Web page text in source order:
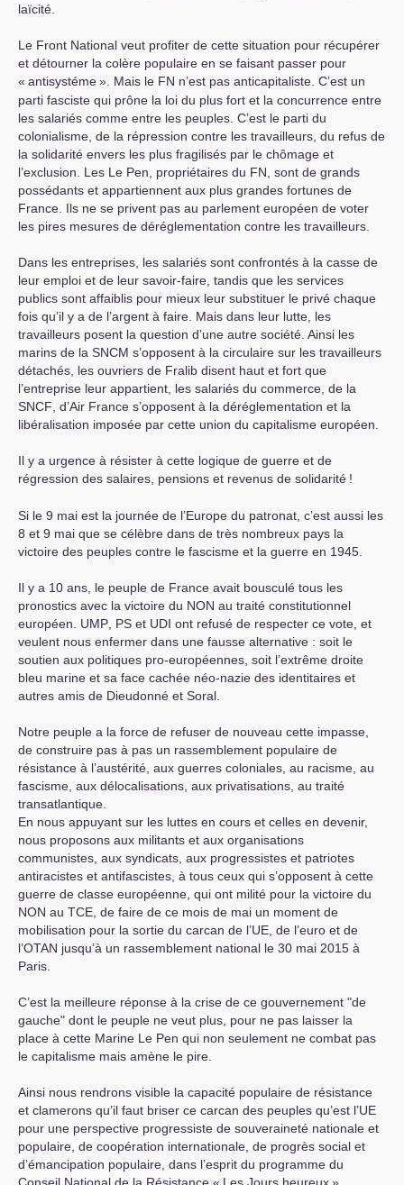
laïcité.
Le Front National veut profiter de cette situation pour récupérer
et détourner la colère populaire en se faisant passer pour
« antisystéme». Mais le FN n’est pas anticapitaliste. C’est un
parti fasciste qui prône la loi du plus fort et la concurrence entre
les salariés comme entre les peuples. C’est le parti du
colonialisme, de la répression contre les travailleurs, du refus de
la solidarité envers les plus fragilisés par le chômage et
l’exclusion. Les Le Pen, propriétaires du FN , sont de grands
possédants et appartiennent aux plus grandes fortunes de
France. Ils ne se privent pas au parlement européen de voter
les pires mesures de déréglementation contre les travailleurs.
Dans les entreprises, les salariés sont confrontés à la casse de
leur emploi et de leur savoir-faire, tandis que les services
publics sont affaiblis pour mieux leur substituer le privé chaque
fois qu’il y a de l’argent à faire. Mais dans leur lutte, les
travailleurs posent la question d’une autre société. Ainsi les
marins de la SNCM s’opposent à la circulaire sur les travailleurs
détachés, les ouvriers de Fralib disent haut et fort que
l’entreprise leur appartient, les salariés du commerce, de la
SNCF , d’Air France s’opposent à la déréglementation et la
libéralisation imposée par cette union du capitalisme européen.
Il y a urgence à résister à cette logique de guerre et de
régression des salaires, pensions et revenus de solidarité !
Si le 9 mai est la journée de l’Europe du patronat, c’est aussi les
8 et 9 mai que se célèbre dans de très nombreux pays la
victoire des peuples contre le fascisme et la guerre en 1945.
Il y a 10 ans, le peuple de France avait bousculé tous les
pronostics avec la victoire du NON au traité constitutionnel
européen. UMP PS et UDI ont refusé de respecter ce vote, et
veulent nous enfermer dans une fausse alternative : soit le
soutien aux politiques pro-européennes, soit l’extrême droite
bleu marine et sa face cachée néo-nazie des identitaires et
autres amis de Dieudonné et Soral.
Notre peuple a la force de refuser de nouveau cette impasse,
de construire pas à pas un rassemblement populaire de
résistance à l’austérité, aux guerres coloniales, au racisme, au
fascisme, aux délocalisations, aux privatisations, au traité
transatlantique.
En nous appuyant sur les luttes en cours et celles en devenir,
nous proposons aux militants et aux organisations
communistes, aux syndicats, aux progressistes et patriotes
antiracistes et antifascistes, à tous ceux qui s’opposent à cette
guerre de classe européenne, qui ont milité pour la victoire du
NON au TCE , de faire de ce mois de mai un moment de
mobilisation pour la sortie du carcan de l’UE , de l’euro et de
l’OTAN jusqu’à un rassemblement national le 30 mai 2015 à
Paris.
C’est la meilleure réponse à la crise de ce gouvernement "de
gauche" dont le peuple ne veut plus, pour ne pas laisser la
place à cette Marine Le Pen qui non seulement ne combat pas
le capitalisme mais amène le pire.
Ainsi nous rendrons visible la capacité populaire de résistance
et clamerons qu’il faut briser ce carcan des peuples qu’est l’UE
pour une perspective progressiste de souveraineté nationale et
populaire, de coopération internationale, de progrès social et
d’émancipation populaire, dans l’esprit du programme du
Conseil National de la Résistance « Les Jours heureux».